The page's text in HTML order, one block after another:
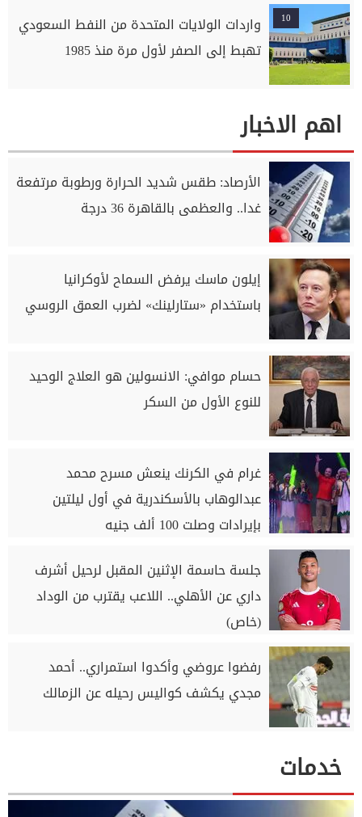
10
واردات الولايات المتحدة من النفط السعودي
تهبط إلى الصفر لأول مرة منذ 1985
اهم الاخبار
الأرصاد: طقس شديد الحرارة ورطوبة مرتفعة
غدا.. والعظمى بالقاهرة 36 درجة
إيلون ماسك يرفض السماح لأوكرانيا
باستخدام «ستارلينك» لضرب العمق الروسي
حسام موافي: الانسولين هو العلاج الوحيد
للنوع الأول من السكر
غرام في الكرنك ينعش مسرح محمد
عبدالوهاب بالأسكندرية في أول ليلتين
بإيرادات وصلت 100 ألف جنيه
جلسة حاسمة الإثنين المقبل لرحيل أشرف
داري عن الأهلي.. اللاعب يقترب من الوداد
(خاص)
رفضوا عروضي وأكدوا استمراري.. أحمد
مجدي يكشف كواليس رحيله عن الزمالك
خدمات